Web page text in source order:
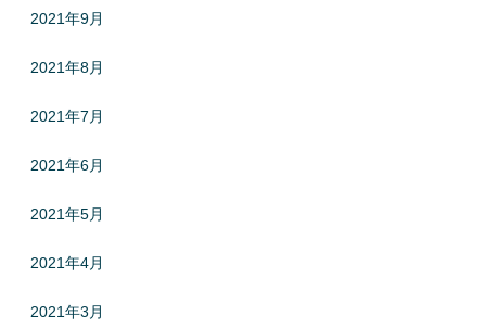
2021年9月
2021年8月
2021年7月
2021年6月
2021年5月
2021年4月
2021年3月